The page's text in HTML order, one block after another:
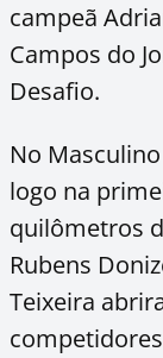
campeã
Campos do
Desafio.
No
logo na
quilômetros
Rubens
Teixeira